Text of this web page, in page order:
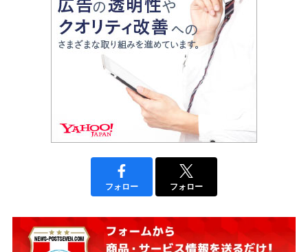
フォロー フォロー